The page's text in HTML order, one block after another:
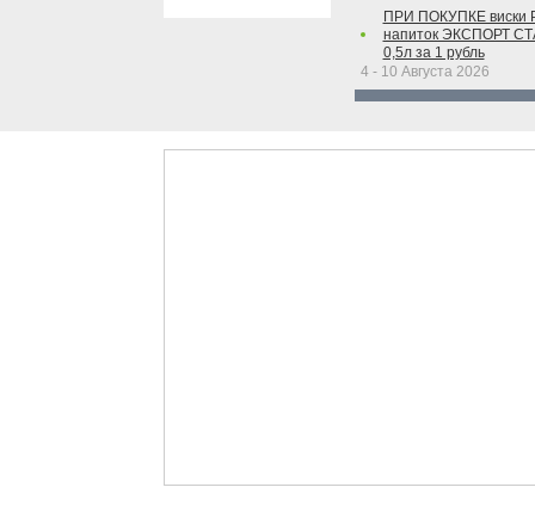
ПРИ ПОКУПКЕ виски
напиток ЭКСПОРТ
0,5л за 1 рубль
4 - 10 Августа 2026